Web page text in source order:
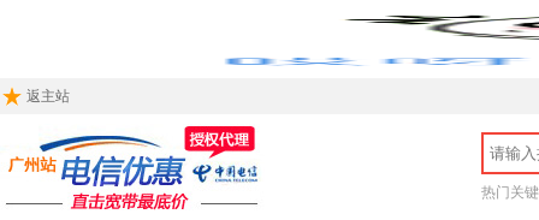
返主站
热门关